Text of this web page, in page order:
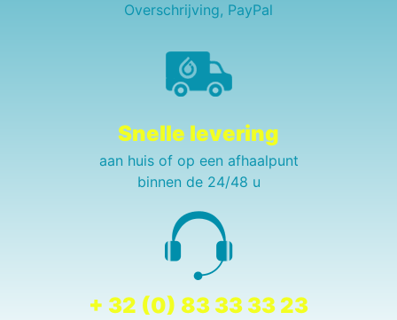
Overschrijving, PayPal
Snelle levering
aan huis of op een afhaalpunt
binnen de 24/48 u
+ 32 (0) 83 33 33 23